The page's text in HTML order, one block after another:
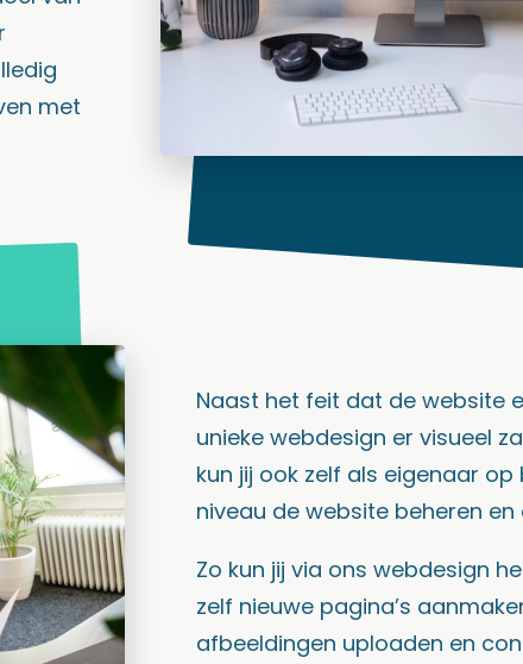
met
Naast het feit dat de website
unieke webdesign er visueel
kun jij ook zelf als eigenaar op
niveau de website beheren en
Zo kun jij via ons webdesign
zelf nieuwe pagina’s
afbeeldingen uploaden en